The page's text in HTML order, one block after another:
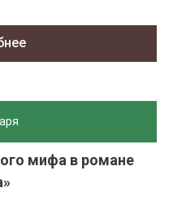
мифа в романе